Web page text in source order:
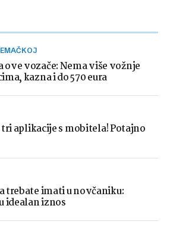
vozače: Nema više vožnje
kazna i do 570 eura
aplikacije s mobitela! Potajno
trebate imati u novčaniku:
idealan iznos